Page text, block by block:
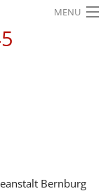
MENU
Bernburg